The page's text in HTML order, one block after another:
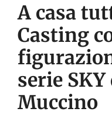
A casa
Casting
serie
Muccino